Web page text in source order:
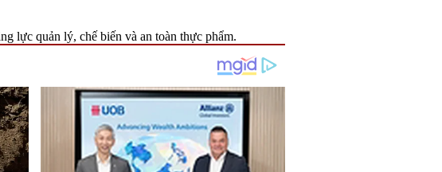
lực quản lý, chế biến và an toàn thực phẩm.